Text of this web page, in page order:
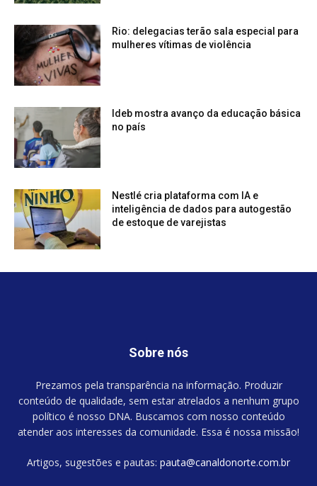
Rio: delegacias terão sala especial para
mulheres vítimas de violência
Ideb mostra avanço da educação básica
no país
Nestlé cria plataforma com IA e
inteligência de dados para autogestão
de estoque de varejistas
Sobre nós
Prezamos pela transparência na informação. Produzir
conteúdo de qualidade, sem estar atrelados a nenhum grupo
político é nosso DNA. Buscamos com nosso conteúdo
atender aos interesses da comunidade. Essa é nossa missão!
Artigos, sugestões e pautas: pauta@canaldonorte.com.br